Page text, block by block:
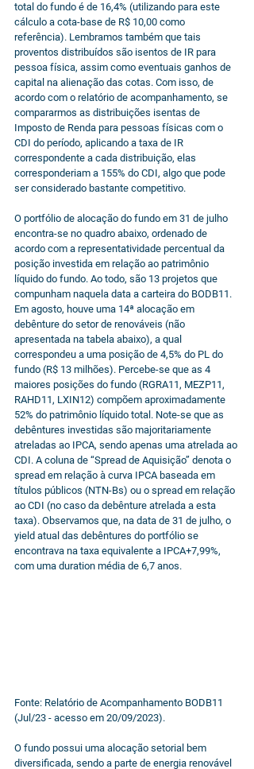
total do fundo é de 16,4% (utilizando para este
cálculo a cota-base de R$ 10,00 como
referência). Lembramos também que tais
proventos distribuídos são isentos de IR para
pessoa física, assim como eventuais ganhos de
capital na alienação das cotas. Com isso, de
acordo com o relatório de acompanhamento, se
compararmos as distribuições isentas de
Imposto de Renda para pessoas físicas com o
CDI do período, aplicando a taxa de IR
correspondente a cada distribuição, elas
corresponderiam a 155% do CDI, algo que pode
ser considerado bastante competitivo.
O portfólio de alocação do fundo em 31 de julho
encontra-se no quadro abaixo, ordenado de
acordo com a representatividade percentual da
posição investida em relação ao patrimônio
líquido do fundo. Ao todo, são 13 projetos que
compunham naquela data a carteira do BODB11.
Em agosto, houve uma 14ª alocação em
debênture do setor de renováveis (não
apresentada na tabela abaixo), a qual
correspondeu a uma posição de 4,5% do PL do
fundo (R$ 13 milhões). Percebe-se que as 4
maiores posições do fundo (RGRA11, MEZP11,
RAHD11, LXIN12) compõem aproximadamente
52% do patrimônio líquido total. Note-se que as
debêntures investidas são majoritariamente
atreladas ao IPCA, sendo apenas uma atrelada ao
CDI. A coluna de “Spread de Aquisição” denota o
spread em relação à curva IPCA baseada em
títulos públicos (NTN-Bs) ou o spread em relação
ao CDI (no caso da debênture atrelada a esta
taxa). Observamos que, na data de 31 de julho, o
yield atual das debêntures do portfólio se
encontrava na taxa equivalente a IPCA+7,99%,
com uma duration média de 6,7 anos.
Fonte: Relatório de Acompanhamento BODB11
(Jul/23 - acesso em 20/09/2023).
O fundo possui uma alocação setorial bem
diversificada, sendo a parte de energia renovável